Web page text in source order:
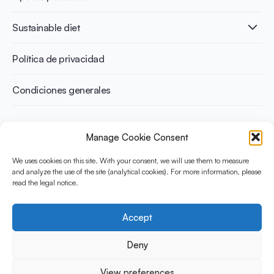
Manage Cookie Consent
We uses cookies on this site. With your consent, we will use them to measure
and analyze the use of the site (analytical cookies). For more information, please
read the legal notice.
Accept
Deny
Control del peso
Infographics
Recetas
Adultos
Deportistas
Sustainable diet
Beneficios medioambientales
Beneficios para la salud
Política de privacidad
Condiciones generales
Equilibradas está financiada por el Instituto Danone
Internacional. Su objetivo es evaluar y compartir la evidencia
actual sobre el yogur como aliado en una dieta saludable y
Social Media